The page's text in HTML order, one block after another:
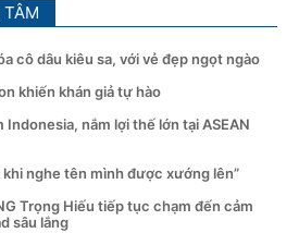
TÂM
cô dâu kiêu sa, với vẻ đẹp ngọt ngào
khiến khán giả tự hào
nắm lợi thế lớn tại ASEAN
khi nghe tên mình được xướng lên”
Trọng Hiếu tiếp tục chạm đến cảm
sâu lắng